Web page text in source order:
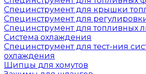
Специнструмент для крышки
Специнструмент для
Специнструмент для топливных
Система охлаждения
Специнструмент для тест-ния
охлаждения
Щипцы для хомутов